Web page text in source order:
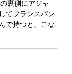
裏側にアジャ
てフランスパン
で持つと、こな